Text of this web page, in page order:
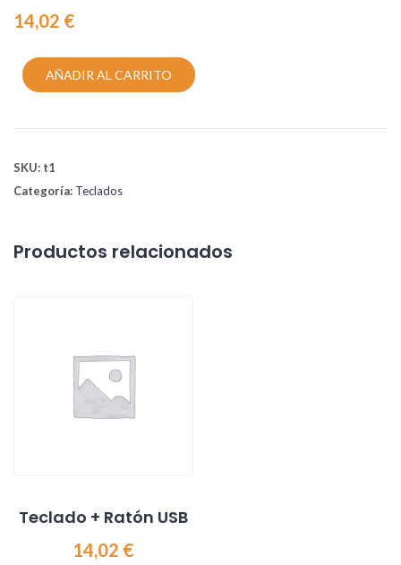
14,02 €
AÑADIR AL CARRITO
SKU: t1
Categoría: Teclados
Productos relacionados
Teclado + Ratón USB
14,02 €